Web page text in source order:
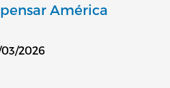
América
2026